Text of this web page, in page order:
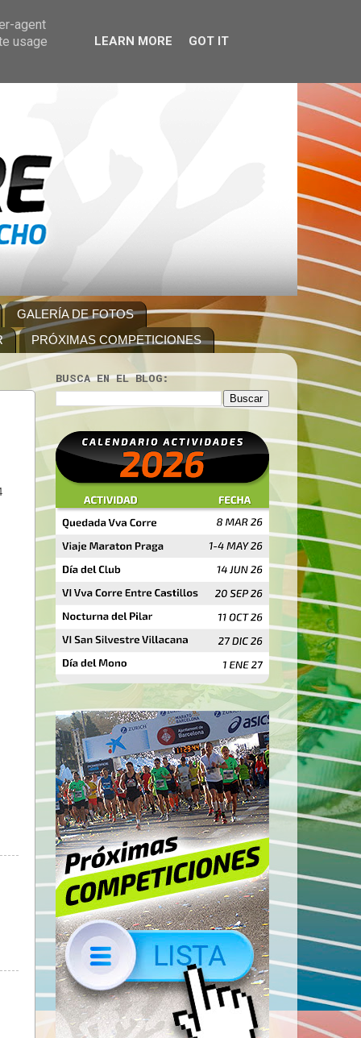
GALERÍA DE FOTOS
PRÓXIMAS COMPETICIONES
BUSCA EN EL BLOG:
agent
usage
LEARN MORE GOT IT